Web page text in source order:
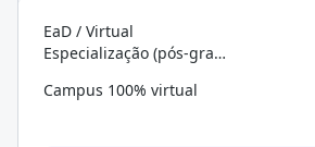
EaD / Virtual
Especialização (pós-graduação)
Campus 100% virtual